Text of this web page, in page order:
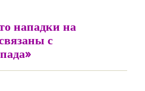
нападки на
с